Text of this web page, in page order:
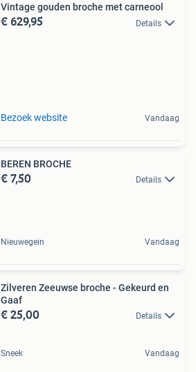
Vintage gouden broche met carneool
€ 629,95 Details
Bezoek website Vandaag
BEREN BROCHE
€ 7,50 Details
Nieuwegein Vandaag
Zilveren Zeeuwse broche - Gekeurd en
Gaaf
€ 25,00 Details
Sneek Vandaag